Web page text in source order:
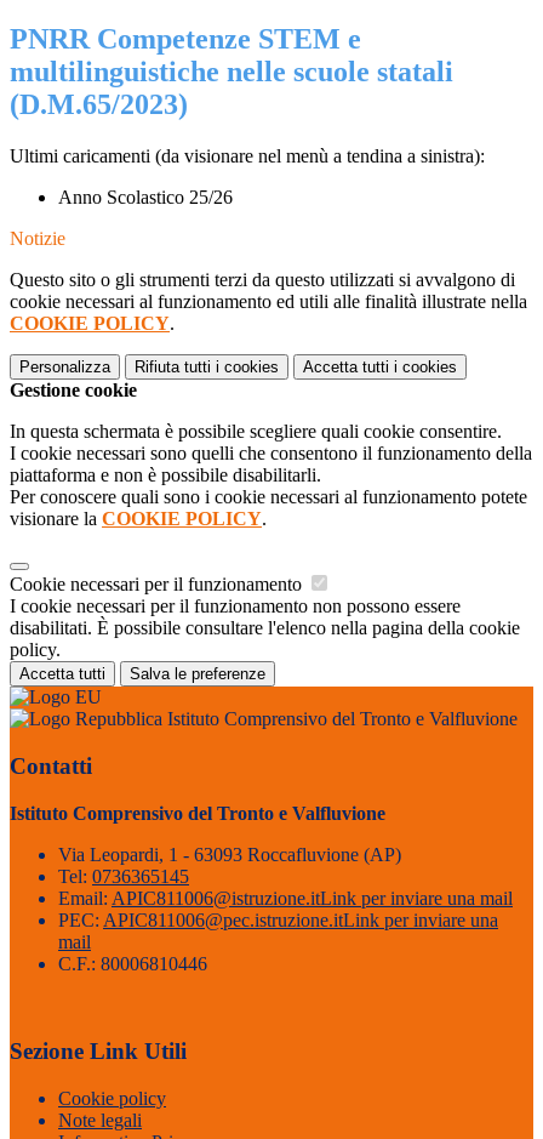
PNRR Competenze STEM e
multilinguistiche nelle scuole statali
(D.M.65/2023)
Ultimi caricamenti (da visionare nel menù a tendina a sinistra):
Anno Scolastico 25/26
Notizie
Questo sito o gli strumenti terzi da questo utilizzati si avvalgono di
cookie necessari al funzionamento ed utili alle finalità illustrate nella
COOKIE POLICY.
Personalizza Rifiuta tutti i cookies Accetta tutti i cookies
Gestione cookie
In questa schermata è possibile scegliere quali cookie consentire.
I cookie necessari sono quelli che consentono il funzionamento della
piattaforma e non è possibile disabilitarli.
Per conoscere quali sono i cookie necessari al funzionamento potete
visionare la COOKIE POLICY.
Cookie necessari per il funzionamento
I cookie necessari per il funzionamento non possono essere
disabilitati. È possibile consultare l'elenco nella pagina della cookie
policy.
Accetta tutti Salva le preferenze
Istituto Comprensivo del Tronto e Valfluvione
Contatti
Istituto Comprensivo del Tronto e Valfluvione
Via Leopardi, 1 - 63093 Roccafluvione (AP)
Tel: 0736365145
Email: APIC811006@istruzione.itLink per inviare una mail
PEC: APIC811006@pec.istruzione.itLink per inviare una
mail
C.F.: 80006810446
Sezione Link Utili
Cookie policy
Note legali